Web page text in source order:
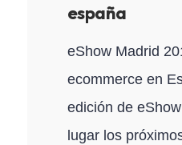
españa
eShow Madrid
ecommerce en
edición de
lugar los